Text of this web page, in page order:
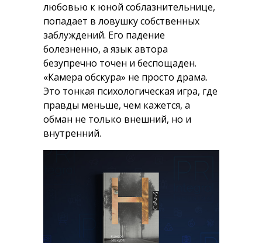
любовью к юной соблазнительнице,
попадает в ловушку собственных
заблуждений. Его падение
болезненно, а язык автора
безупречно точен и беспощаден.
«Камера обскура» не просто драма.
Это тонкая психологическая игра, где
правды меньше, чем кажется, а
обман не только внешний, но и
внутренний.